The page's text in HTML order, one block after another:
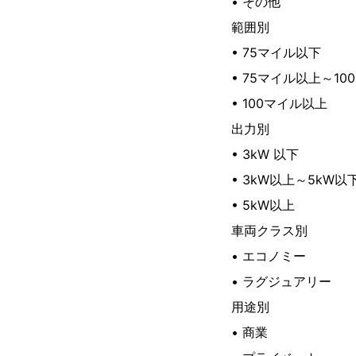
範囲別
• 75マイル以下
• 75マイル以上～
• 100マイル以上
出力別
• 3kW 以下
• 3kW以上～5kW以
• 5kW以上
車両クラス別
• エコノミー
• ラグジュアリー
用途別
• 商業